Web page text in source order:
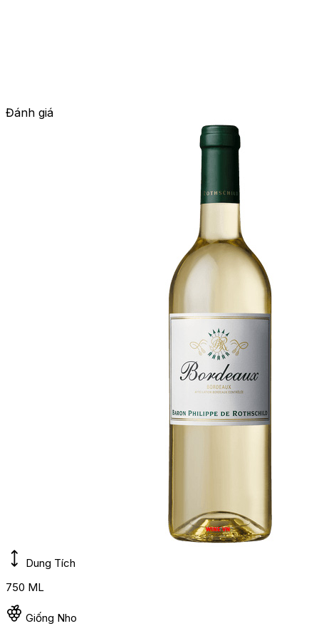
Đánh giá
Dung Tích
750 ML
Giống Nho